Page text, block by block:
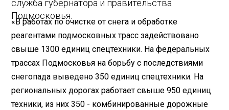
служба губернатора и правительства
Подмосковья.
«В работах по очистке от снега и обработке
реагентами подмосковных трасс задействовано
свыше 1300 единиц спецтехники. На федеральных
трассах Подмосковья на борьбу с последствиями
снегопада выведено 350 единиц спецтехники. На
региональных дорогах работает свыше 950 единиц
техники, из них 350 - комбинированные дорожные